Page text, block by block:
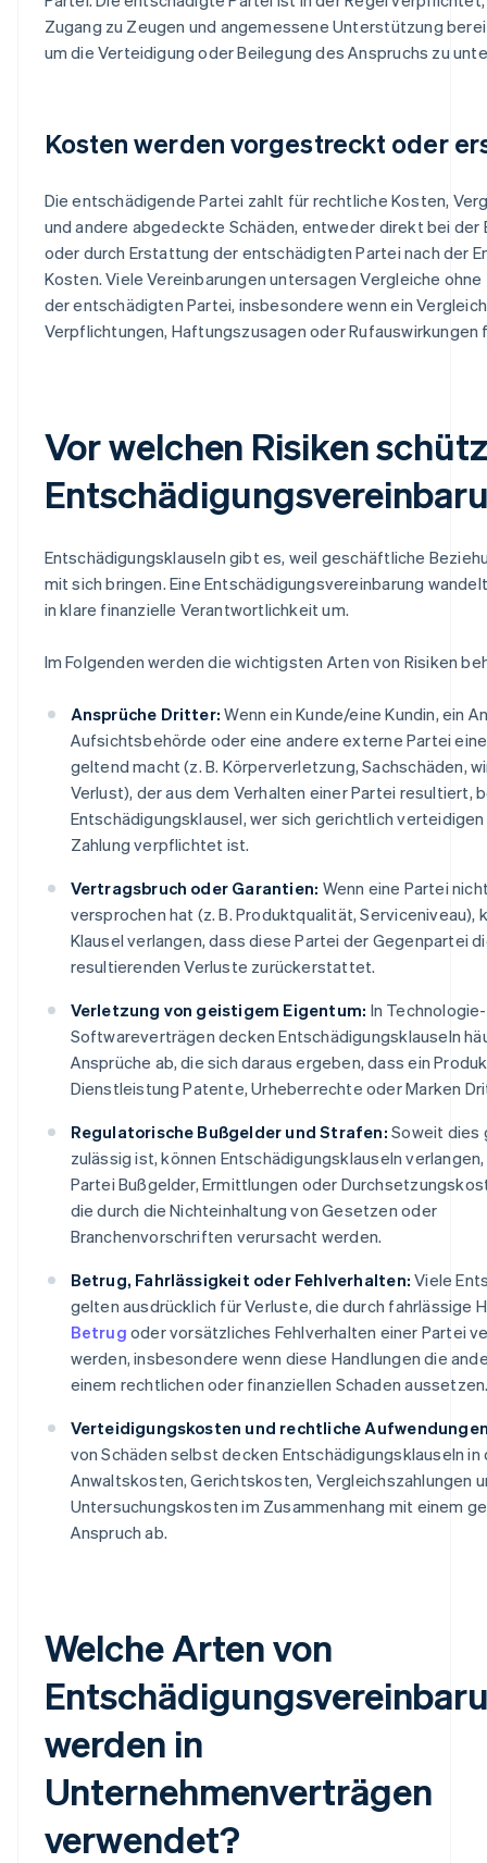
Zugang zu Zeugen und angemessene Unterstützung
um die Verteidigung oder Beilegung des Anspruchs zu
Kosten werden vorgestreckt oder
Die entschädigende Partei zahlt für rechtliche Kosten,
und andere abgedeckte Schäden, entweder direkt bei der
oder durch Erstattung der entschädigten Partei nach der
Kosten. Viele Vereinbarungen untersagen Vergleiche
der entschädigten Partei, insbesondere wenn ein
Verpflichtungen, Haftungszusagen oder Rufauswirkungen
Vor welchen Risiken
Entschädigungsklauseln gibt es, weil geschäftliche
mit sich bringen. Eine Entschädigungsvereinbarung
in klare finanzielle Verantwortlichkeit um.
Im Folgenden werden die wichtigsten Arten von Risiken
Ansprüche Dritter: Wenn ein Kunde/eine Kundin, ein
Aufsichtsbehörde oder eine andere externe Partei
geltend macht (z. B. Körperverletzung, Sachschäden,
Verlust), der aus dem Verhalten einer Partei resultiert,
Entschädigungsklausel, wer sich gerichtlich
Zahlung verpflichtet ist.
Vertragsbruch oder Garantien: Wenn eine Partei
versprochen hat (z. B. Produktqualität, Serviceniveau),
Klausel verlangen, dass diese Partei der Gegenpartei
resultierenden Verluste zurückerstattet.
Verletzung von geistigem Eigentum: In
Softwareverträgen decken Entschädigungsklauseln
Ansprüche ab, die sich daraus ergeben, dass ein
Dienstleistung Patente, Urheberrechte oder Marken
Regulatorische Bußgelder und Strafen: Soweit dies
zulässig ist, können Entschädigungsklauseln
Partei Bußgelder, Ermittlungen oder
die durch die Nichteinhaltung von Gesetzen oder
Branchenvorschriften verursacht werden.
Betrug, Fahrlässigkeit oder Fehlverhalten: Viele
gelten ausdrücklich für Verluste, die durch fahrlässige
Betrug oder vorsätzliches Fehlverhalten einer Partei
werden, insbesondere wenn diese Handlungen die
einem rechtlichen oder finanziellen Schaden
Verteidigungskosten und rechtliche
von Schäden selbst decken Entschädigungsklauseln in
Anwaltskosten, Gerichtskosten, Vergleichszahlungen
Untersuchungskosten im Zusammenhang mit einem
Anspruch ab.
Welche Arten von
werden in
Unternehmenverträgen
verwendet?